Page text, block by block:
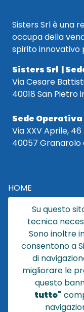
Sisters Srl è una
occupa della
spirito
Sisters Srl |
Via Cesare
40018 San Pietro
Sede Operativa
Via XXV Aprile, 46
40057 Granarolo
HOME
CATALOGO
CHI SIAMO
NEWS
CONTATTACI
CONDIZIONI DI
POLICY PRIVACY
NOTE LEGALI
Su questo
tecnica
Sono inoltre
consentono a
di
migliorare le
questo
tutto"